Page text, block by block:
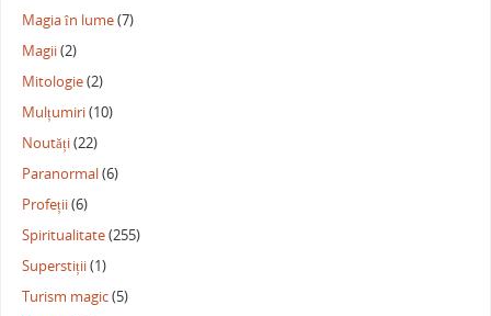
Magia în lume(7)
Magii(2)
Mitologie(2)
Mulțumiri(10)
Noutăți(22)
Paranormal(6)
Profeții(6)
Spiritualitate(255)
Superstiții(1)
Turism magic(5)